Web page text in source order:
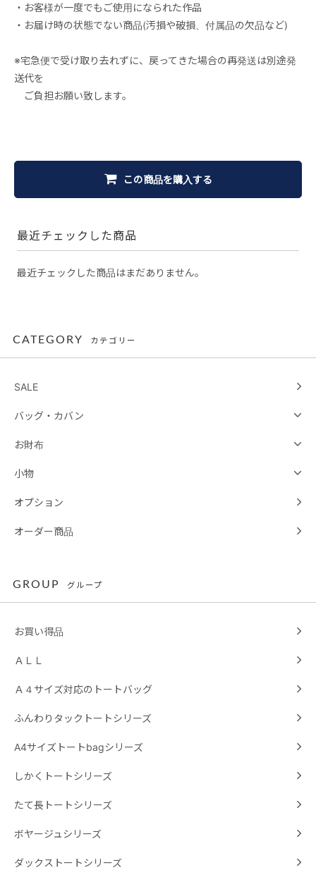
・お客様が一度でもご使用になられた作品
・お届け時の状態でない商品(汚損や破損、付属品の欠品など)
※宅急便で受け取り去れずに、戻ってきた場合の再発送は別途発
送代を
ご負担お願い致します。
この商品を購入する
最近チェックした商品
最近チェックした商品はまだありません。
CATEGORY カテゴリー
SALE
バッグ・カバン
お財布
小物
オプション
オーダー商品
GROUP グループ
お買い得品
ＡＬＬ
Ａ４サイズ対応のトートバッグ
ふんわりタックトートシリーズ
A4サイズトートbagシリーズ
しかくトートシリーズ
たて長トートシリーズ
ボヤージュシリーズ
ダックストートシリーズ